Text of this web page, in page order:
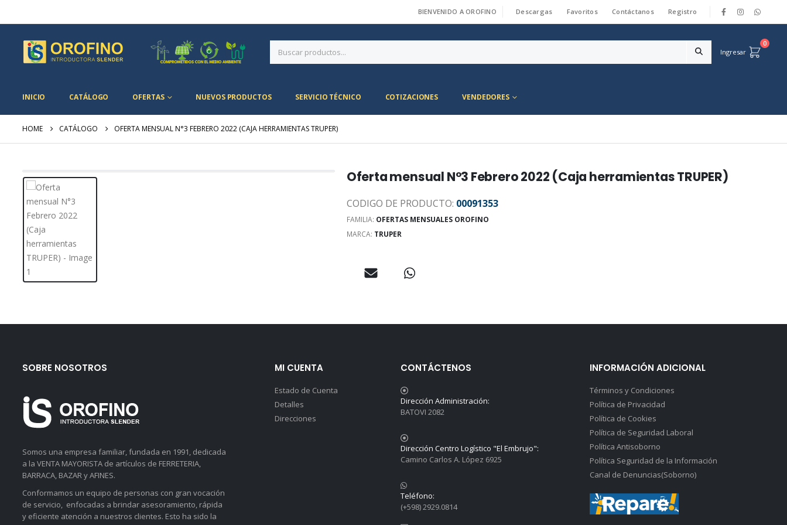
BIENVENIDO A OROFINO Descargas Favoritos Contáctanos Registro
Ingresar
0
INICIO CATÁLOGO OFERTAS NUEVOS PRODUCTOS SERVICIO TÉCNICO COTIZACIONES VENDEDORES
HOME CATÁLOGO OFERTA MENSUAL N°3 FEBRERO 2022 (CAJA HERRAMIENTAS TRUPER)
Oferta mensual N°3 Febrero 2022 (Caja herramientas TRUPER)
CODIGO DE PRODUCTO: 00091353
FAMILIA: OFERTAS MENSUALES OROFINO
MARCA: TRUPER
SOBRE NOSOTROS
Somos una empresa familiar, fundada en 1991, dedicada
a la VENTA MAYORISTA de artículos de FERRETERIA,
BARRACA, BAZAR y AFINES.
Conformamos un equipo de personas con gran vocación
de servicio, enfocadas a brindar asesoramiento, rápida
y eficiente atención a nuestros clientes. Esto ha sido la
MI CUENTA
Estado de Cuenta
Detalles
Direcciones
CONTÁCTENOS
Dirección Administración:
BATOVI 2082
Dirección Centro Logístico "El Embrujo":
Camino Carlos A. López 6925
Teléfono:
(+598) 2929.0814
INFORMACIÓN ADICIONAL
Términos y Condiciones
Política de Privacidad
Política de Cookies
Política de Seguridad Laboral
Política Antisoborno
Política Seguridad de la Información
Canal de Denuncias(Soborno)